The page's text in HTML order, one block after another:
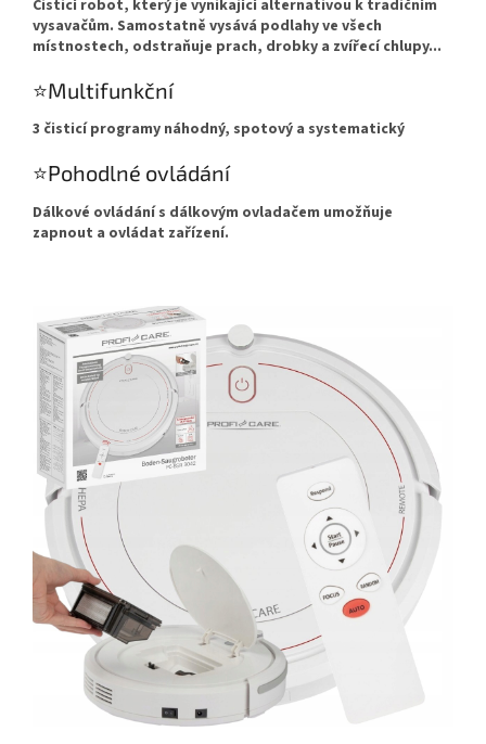
Čisticí robot, který je vynikající alternativou k tradičním
vysavačům. Samostatně vysává podlahy ve všech
místnostech, odstraňuje prach, drobky a zvířecí chlupy...
⭐Multifunkční
3 čisticí programy náhodný, spotový a systematický
⭐Pohodlné ovládání
Dálkové ovládání s dálkovým ovladačem umožňuje
zapnout a ovládat zařízení.